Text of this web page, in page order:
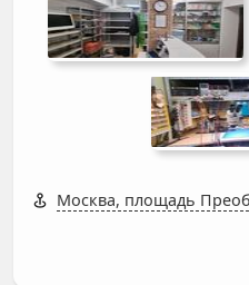
Москва, площадь